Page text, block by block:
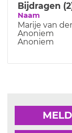
Bijdragen
Naam
Marije van
Anoniem
Anoniem